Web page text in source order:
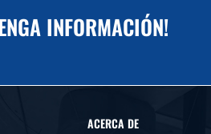
INFORMACIÓN!
ACERCA DE